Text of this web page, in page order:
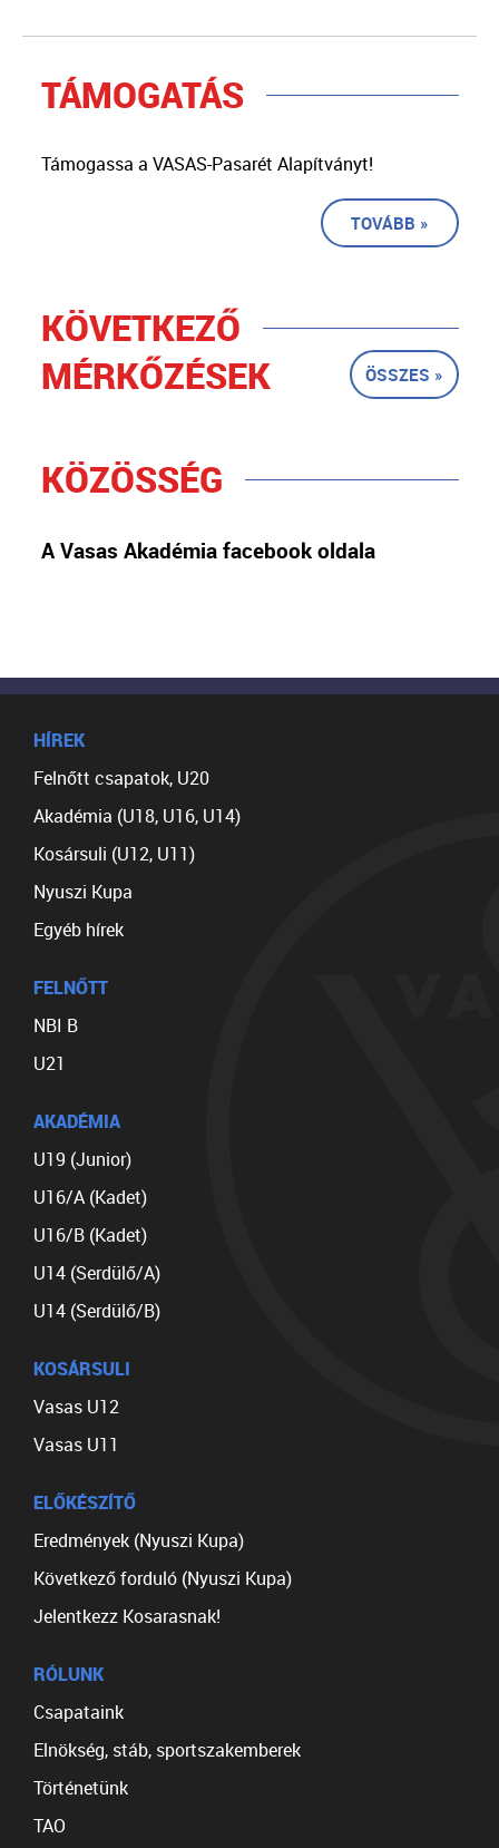
TÁMOGATÁS
Támogassa a VASAS-Pasarét Alapítványt!
TOVÁBB »
KÖVETKEZŐ
MÉRKŐZÉSEK
ÖSSZES »
KÖZÖSSÉG
A Vasas Akadémia facebook oldala
HÍREK
Felnőtt csapatok, U20
Akadémia (U18, U16, U14)
Kosársuli (U12, U11)
Nyuszi Kupa
Egyéb hírek
FELNŐTT
NBI B
U21
AKADÉMIA
U19 (Junior)
U16/A (Kadet)
U16/B (Kadet)
U14 (Serdülő/A)
U14 (Serdülő/B)
KOSÁRSULI
Vasas U12
Vasas U11
ELŐKÉSZÍTŐ
Eredmények (Nyuszi Kupa)
Következő forduló (Nyuszi Kupa)
Jelentkezz Kosarasnak!
RÓLUNK
Csapataink
Elnökség, stáb, sportszakemberek
Történetünk
TAO